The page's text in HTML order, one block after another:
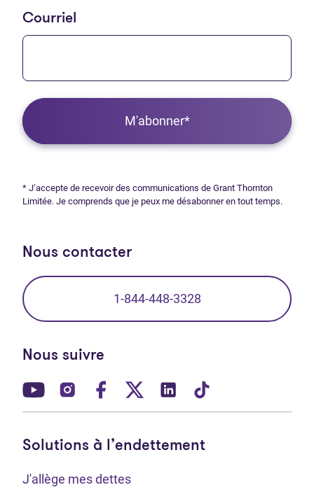
Courriel
M'abonner*
* J’accepte de recevoir des communications de Grant Thornton
Limitée. Je comprends que je peux me désabonner en tout temps.
Nous contacter
1-844-448-3328
Nous suivre
(Ouvre dans un nouvel onglet)
(Ouvre dans un nouvel onglet)
(Ouvre dans un nouvel onglet)
(Ouvre dans un nouvel
(Ouvre dans un
Solutions à l’endettement
J'allège mes dettes